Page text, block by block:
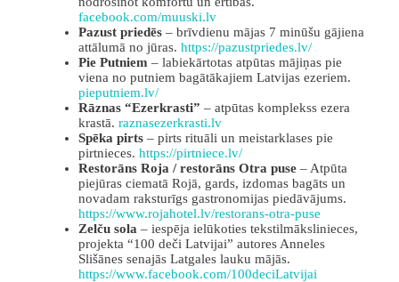
facebook.com/muuski.lv
Pazust priedēs – brīvdienu mājas 7 minūšu gājiena
attālumā no jūras. https://pazustpriedes.lv/
Pie Putniem – labiekārtotas atpūtas mājiņas pie
viena no putniem bagātākajiem Latvijas ezeriem.
pieputniem.lv/
Rāznas “Ezerkrasti” – atpūtas komplekss ezera
krastā. raznasezerkrasti.lv
Spēka pirts – pirts rituāli un meistarklases pie
pirtnieces. https://pirtniece.lv/
Restorāns Roja / restorāns Otra puse – Atpūta
piejūras ciematā Rojā, gards, izdomas bagāts un
novadam raksturīgs gastronomijas piedāvājums.
https://www.rojahotel.lv/restorans-otra-puse
Zelču sola – iespēja ielūkoties tekstilmākslinieces,
projekta “100 deči Latvijai” autores Anneles
Slišānes senajās Latgales lauku mājās.
https://www.facebook.com/100deciLatvijai